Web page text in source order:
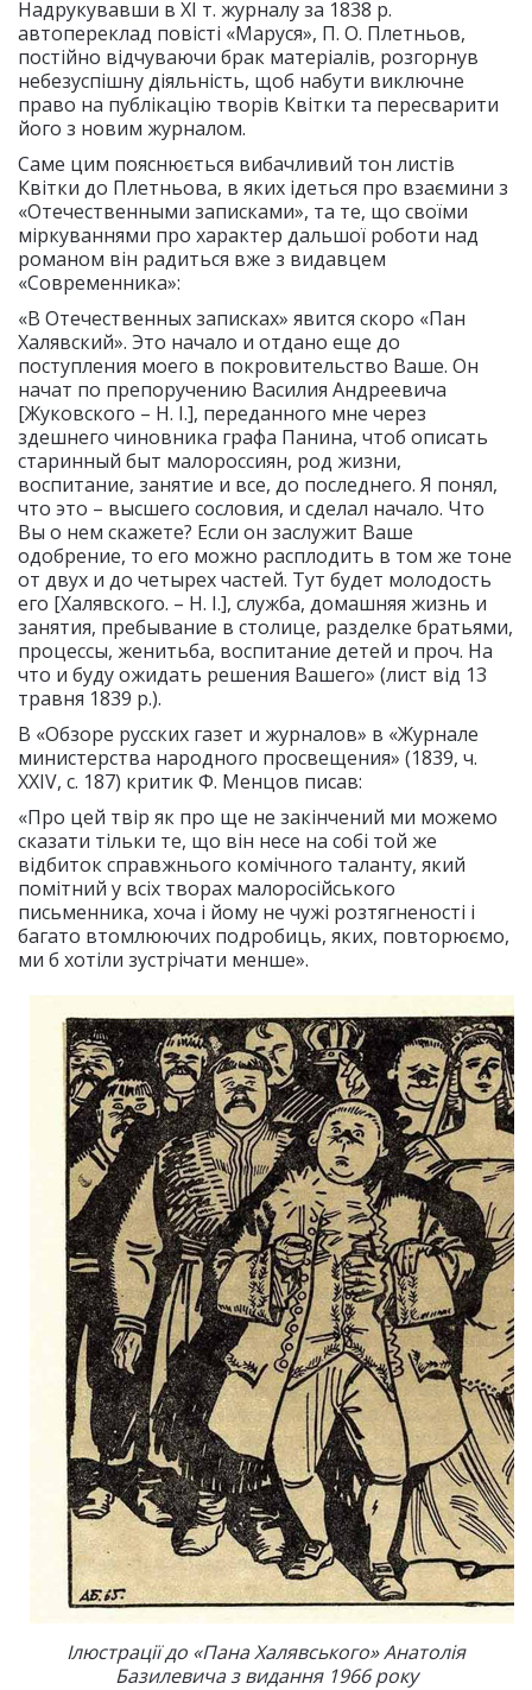
Надрукувавши в XI т. журналу за 1838 р.
автопереклад повісті «Маруся», П. О. Плетньов,
постійно відчуваючи брак матеріалів, розгорнув
небезуспішну діяльність, щоб набути виключне
право на публікацію творів Квітки та пересварити
його з новим журналом.
Саме цим пояснюється вибачливий тон листів
Квітки до Плетньова, в яких ідеться про взаємини з
«Отечественными записками», та те, що своїми
міркуваннями про характер дальшої роботи над
романом він радиться вже з видавцем
«Современника»:
«В Отечественных записках» явится скоро «Пан
Халявский». Это начало и отдано еще до
поступления моего в покровительство Ваше. Он
начат по препоручению Василия Андреевича
[Жуковского – Н. І.], переданного мне через
здешнего чиновника графа Панина, чтоб описать
старинный быт малороссиян, род жизни,
воспитание, занятие и все, до последнего. Я понял,
что это – высшего сословия, и сделал начало. Что
Вы о нем скажете? Если он заслужит Ваше
одобрение, то его можно расплодить в том же тоне
от двух и до четырех частей. Тут будет молодость
его [Халявского. – Н. І.], служба, домашняя жизнь и
занятия, пребывание в столице, разделке братьями,
процессы, женитьба, воспитание детей и проч. На
что и буду ожидать решения Вашего» (лист від 13
травня 1839 р.).
В «Обзоре русских газет и журналов» в «Журнале
министерства народного просвещения» (1839, ч.
XXIV, с. 187) критик Ф. Менцов писав:
«Про цей твір як про ще не закінчений ми можемо
сказати тільки те, що він несе на собі той же
відбиток справжнього комічного таланту, який
помітний у всіх творах малоросійського
письменника, хоча і йому не чужі розтягненості і
багато втомлюючих подробиць, яких, повторюємо,
ми б хотіли зустрічати менше».
Ілюстрації до «Пана Халявського» Анатолія
Базилевича з видання 1966 року